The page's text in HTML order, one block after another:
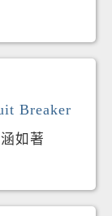
Breaker
如著